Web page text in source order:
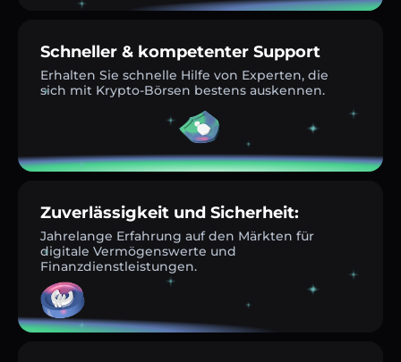
Schneller & kompetenter Support
Erhalten Sie schnelle Hilfe von Experten, die
sich mit Krypto-Börsen bestens auskennen.
Zuverlässigkeit und Sicherheit:
Jahrelange Erfahrung auf den Märkten für
digitale Vermögenswerte und
Finanzdienstleistungen.